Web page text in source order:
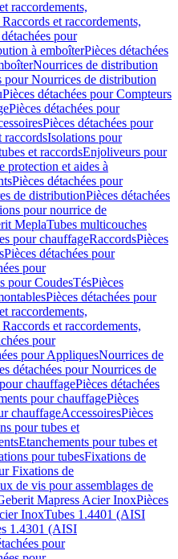
raccordements,
et raccordements,
pour
à emboîterPièces détachées
Nourrices de distribution
pour Nourrices de distribution
Pièces détachées pour Compteurs
Pièces détachées pour
Pièces détachées pour
raccordsIsolations pour
et raccordsEnjoliveurs pour
protection et aides à
Pièces détachées pour
de distributionPièces détachées
pour nourrice de
MeplaTubes multicouches
pour chauffageRaccordsPièces
Pièces détachées pour
pour
pour CoudesTésPièces
Pièces détachées pour
raccordements,
et raccordements,
pour
pour AppliquesNourrices de
détachées pour Nourrices de
chauffagePièces détachées
pour chauffagePièces
chauffageAccessoiresPièces
pour tubes et
Etanchements pour tubes et
pour tubesFixations de
Fixations de
de vis pour assemblages de
Mapress Acier InoxPièces
InoxTubes 1.4401 (AISI
1.4301 (AISI
pour